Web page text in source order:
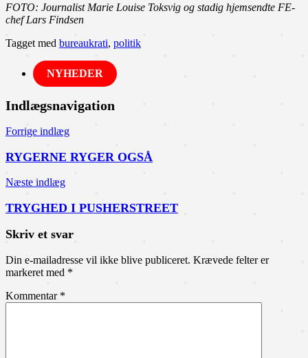
FOTO: Journalist Marie Louise Toksvig og stadig hjemsendte FE-
chef Lars Findsen
Tagget med bureaukrati, politik
NYHEDER
Indlægsnavigation
Forrige indlæg
RYGERNE RYGER OGSÅ
Næste indlæg
TRYGHED I PUSHERSTREET
Skriv et svar
Din e-mailadresse vil ikke blive publiceret. Krævede felter er
markeret med *
Kommentar *